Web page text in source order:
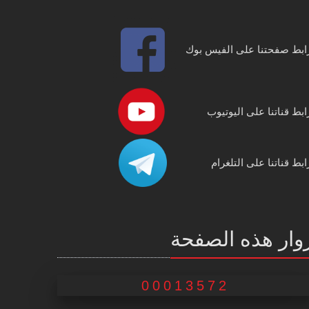
صفحتنا على الفيس بوك
قناتنا على اليوتيوب
قناتنا على التلغرام
هذه الصفحة
00013572